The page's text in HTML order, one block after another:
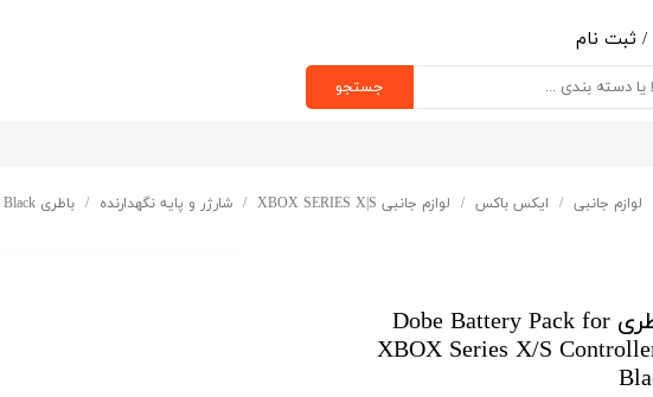
/ ثبت نام
از حساب کاربری
جستجو
لوازم جانبی ایکس باکس لوازم جانبی XBOX SERIES X|S شارژر و پایه نگهدارنده باطری Dobe Battery Pack for XBOX Series X/S Controller - Black
باطری Dobe Battery Pack for
XBOX Series X/S